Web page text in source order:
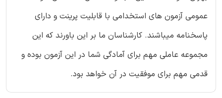
عمومی آزمون های استخدامی با قابلیت پرینت و دارای
پاسخنامه میباشند. کارشناسان ما بر این باورند که این
مجموعه عاملی مهم برای آمادگی شما در این آزمون بوده و
قدمی مهم برای موفقیت در آن خواهد بود.